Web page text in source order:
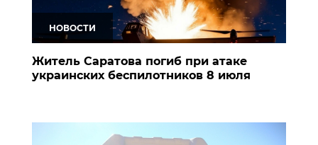
НОВОСТИ
Житель Саратова погиб при атаке
украинских беспилотников 8 июля